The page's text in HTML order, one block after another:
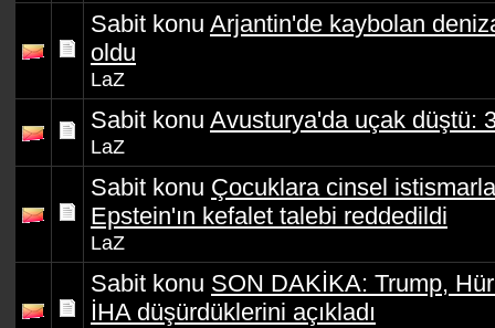
Sabit konu Arjantin'de kaybolan
oldu
LaZ
Sabit konu Avusturya'da uçak düştü:
LaZ
Sabit konu Çocuklara cinsel
Epstein'ın kefalet talebi reddedildi
LaZ
Sabit konu SON DAKİKA: Trump,
İHA düşürdüklerini açıkladı